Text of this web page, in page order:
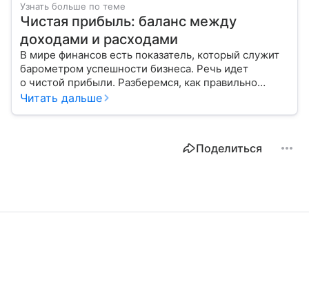
Узнать больше по теме
Чистая прибыль: баланс между
доходами и расходами
В мире финансов есть показатель, который служит
барометром успешности бизнеса. Речь идет
о чистой прибыли. Разберемся, как правильно
ее рассчитать и распределить.
Читать дальше
Поделиться